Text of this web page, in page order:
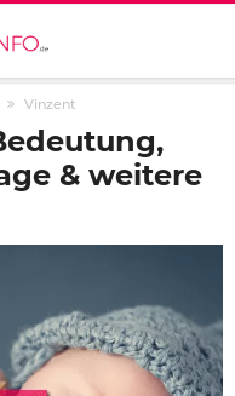
Vinzent
& weitere